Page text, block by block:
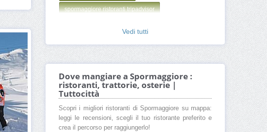
spormaggiore ristoranti tripadvisor
bar trattoria dolomiti spormaggiore
Vedi tutti
Dove mangiare a Spormaggiore :
ristoranti, trattorie, osterie |
Tuttocittà
Scopri i migliori ristoranti di Spormaggiore su mappa:
leggi le recensioni, scegli il tuo ristorante preferito e
crea il percorso per raggiungerlo!